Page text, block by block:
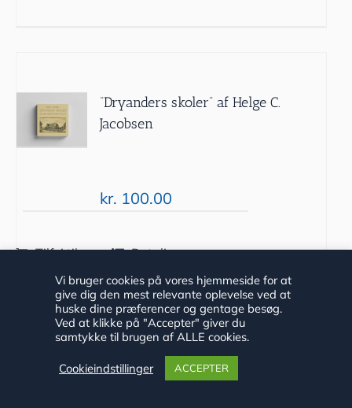
“Dryanders skoler” af Helge C.
Jacobsen
kr. 100.00
Tilføj til
Detaljer
Vi bruger cookies på vores hjemmeside for at
give dig den mest relevante oplevelse ved at
huske dine præferencer og gentage besøg.
Ved at klikke på "Accepter" giver du
samtykke til brugen af ALLE cookies.
Cookieindstillinger ACCEPTER